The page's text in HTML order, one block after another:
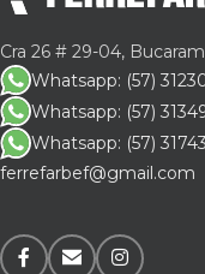
Cra 26 # 29-04,
Whatsapp: (57)
Whatsapp: (57)
Whatsapp: (57)
ferrefarbef@gmail.com